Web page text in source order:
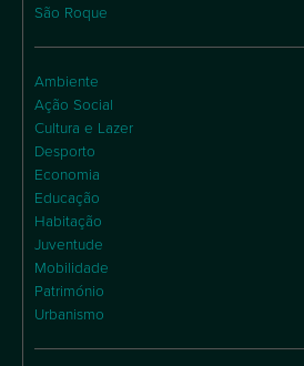
São Roque
Ambiente
Ação Social
Cultura e Lazer
Desporto
Economia
Educação
Habitação
Juventude
Mobilidade
Património
Urbanismo